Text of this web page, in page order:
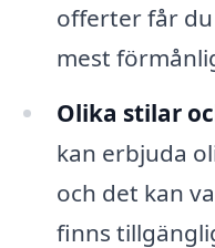
offerter får
mest
Olika stilar
kan erbjuda
och det kan
finns